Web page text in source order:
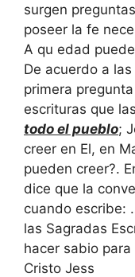
surgen
poseer la fe
A qu edad
De acuerdo a
primera
escrituras que
todo el pueblo;
creer en El, en
pueden creer?.
dice que la
cuando escribe:
las Sagradas
hacer sabio
Cristo Jess